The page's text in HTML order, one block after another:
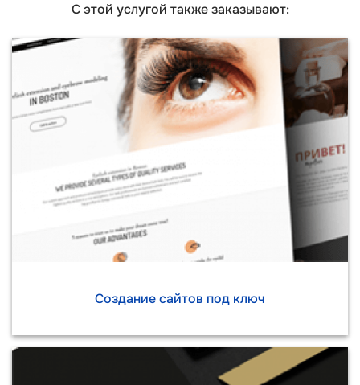
С этой услугой также заказывают:
Создание сайтов под ключ